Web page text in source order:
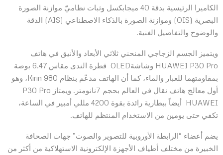
الكاميرا الرئيسية بدقة 40 ميجابكسل وثبات نظاميّ موازنة الصورة
البصرية (OIS) وموازنة الصورة بالذكاء الاصطناعي (AIS) الدقة
والوضوح والتفاصيل الغنية.
ويتميز الجسم الزجاجي المنحني ثلاثي الأبعاد والأنيق في هاتف
HUAWEI P30 Pro وشاشةOLED قطرة الندى مقاس 6.47 بوصة
بمقاومتهما للغبار والماء، كما أن الهاتف مدعّم بنظام Kirin 980، وهو
أول معالج هاتف نقال في العالم بحجم 7نانومتر. ويمتاز P30 Pro
HUAWEI أيضاً ببطارية رائدة بقوة 4200 مللي أمبير في الساعة،
تكفي حتى يومين من الاستخدام المنتظم للهاتف.
يضم أعضاء “الرابطة الأوروبية للتصوير والصوت” جهات الصحافة
الخبيرة من مختلف أطياف الأجهزة الإلكترونية الاستهلاكية من أكثر من